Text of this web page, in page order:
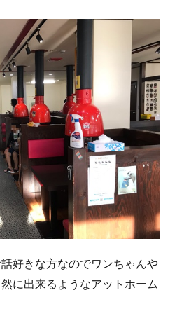
好きな方なのでワンちゃんや
に出来るようなアットホーム